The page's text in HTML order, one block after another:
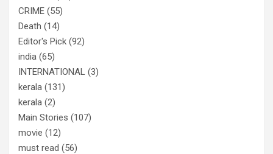
CRIME (55)
Death (14)
Editor's Pick (92)
india (65)
INTERNATIONAL (3)
kerala (131)
kerala (2)
Main Stories (107)
movie (12)
must read (56)